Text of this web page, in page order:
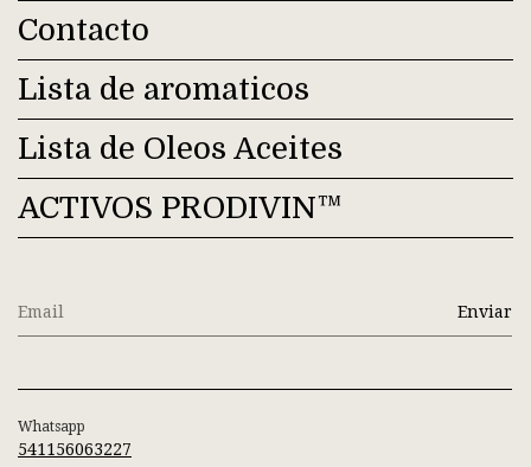
Contacto
Lista de aromaticos
Lista de Oleos Aceites
ACTIVOS PRODIVIN™
Whatsapp
541156063227